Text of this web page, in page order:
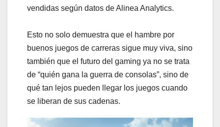
vendidas según datos de Alinea Analytics.
Esto no solo demuestra que el hambre por
buenos juegos de carreras sigue muy viva, sino
también que el futuro del gaming ya no se trata
de “quién gana la guerra de consolas”, sino de
qué tan lejos pueden llegar los juegos cuando
se liberan de sus cadenas.